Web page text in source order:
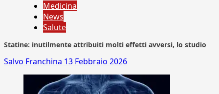
Medicina
News
Salute
Statine: inutilmente attribuiti molti effetti avversi, lo studio
Salvo Franchina 13 Febbraio 2026